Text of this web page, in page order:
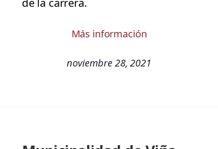
Más información
noviembre 28, 2021